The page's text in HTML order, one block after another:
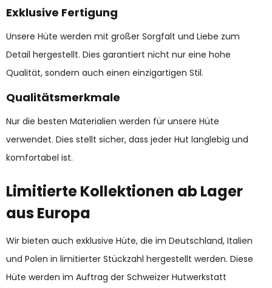
Exklusive Fertigung
Unsere Hüte werden mit großer Sorgfalt und Liebe zum
Detail hergestellt. Dies garantiert nicht nur eine hohe
Qualität, sondern auch einen einzigartigen Stil.
Qualitätsmerkmale
Nur die besten Materialien werden für unsere Hüte
verwendet. Dies stellt sicher, dass jeder Hut langlebig und
komfortabel ist.
Limitierte Kollektionen ab Lager
aus Europa
Wir bieten auch exklusive Hüte, die im Deutschland, Italien
und Polen in limitierter Stückzahl hergestellt werden. Diese
Hüte werden im Auftrag der Schweizer Hutwerkstatt